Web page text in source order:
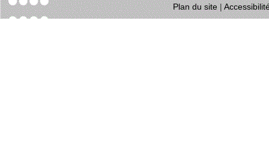
Plan du site|